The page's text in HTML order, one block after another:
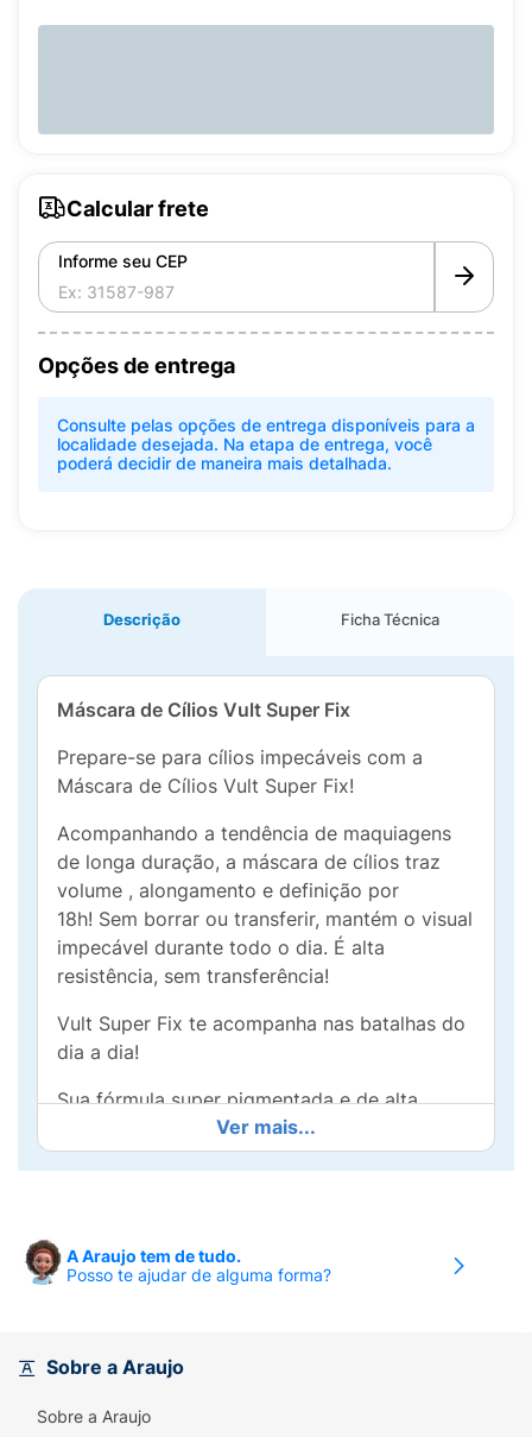
Calcular frete
Informe seu CEP
Opções de entrega
Consulte pelas opções de entrega disponíveis para a
localidade desejada. Na etapa de entrega, você
poderá decidir de maneira mais detalhada.
Descrição Ficha Técnica
Máscara de Cílios Vult Super Fix
Prepare-se para cílios impecáveis com a
Máscara de Cílios Vult Super Fix!
Acompanhando a tendência de maquiagens
de longa duração, a máscara de cílios traz
volume , alongamento e definição por
18h! Sem borrar ou transferir, mantém o visual
impecável durante todo o dia. É alta
resistência, sem transferência!
Vult Super Fix te acompanha nas batalhas do
dia a dia!
Sua fórmula super pigmentada e de alta
fixação proporciona cílios preenchidos de
ponta a ponta graças ao exclusivo pincel
resultando em um olhar poderoso.
Experimente a força da linha Super Fix:
18h de fixação
Volume, alongamento e definição
Ver mais...
A Araujo tem de tudo.
Posso te ajudar de alguma forma?
Sobre a Araujo
Sobre a Araujo